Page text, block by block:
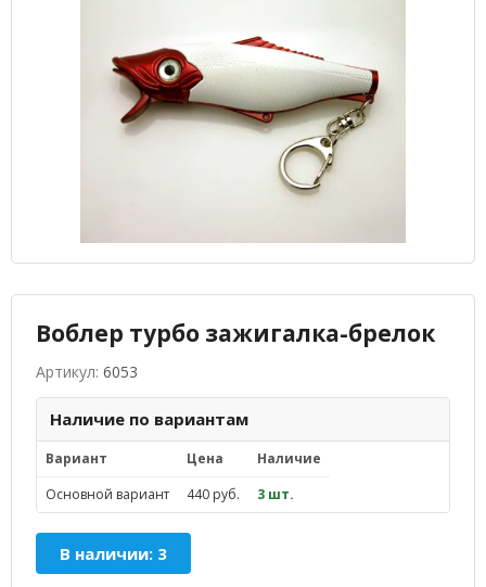
Воблер турбо зажигалка-брелок
Артикул: 6053
Наличие по вариантам
Вариант Цена
Наличие
Основной вариант
440 руб. 3 шт.
В наличии: 3